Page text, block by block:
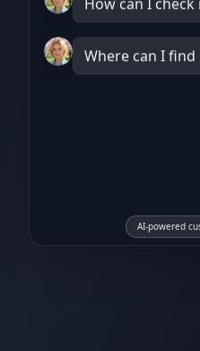
Click [Me] in the
enter the
AI-powered